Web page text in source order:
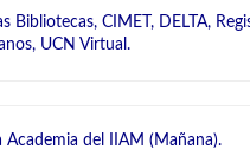
Bibliotecas, CIMET, DELTA,
UCN Virtual.
del IIAM (Mañana).